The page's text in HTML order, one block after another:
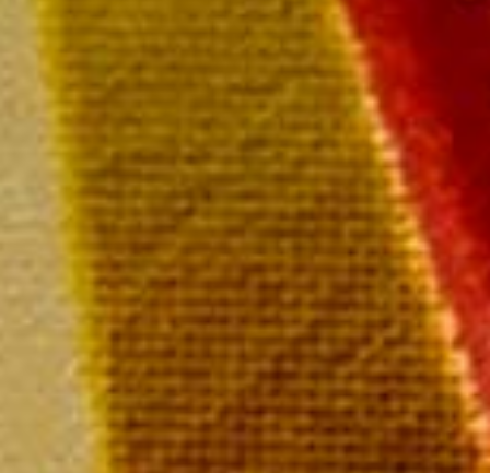
Paiement rapide et sécurisé
Livraison sous 72 heures
Livraison offerte à partir de
249 € TTC de commande
Champagne MAILLY Grand Cru
28 rue de la Libération – 51500 Mailly Champagne
Tél : 03 26 49 41 10
Nous contacter par email